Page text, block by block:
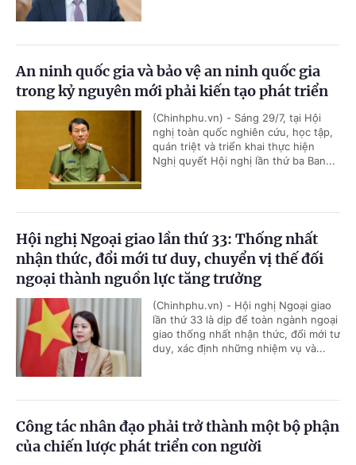
An ninh quốc gia và bảo vệ an ninh quốc gia
trong kỷ nguyên mới phải kiến tạo phát triển
(Chinhphu.vn) - Sáng 29/7, tại Hội
nghị toàn quốc nghiên cứu, học tập,
quán triệt và triển khai thực hiện
Nghị quyết Hội nghị lần thứ ba Ban...
Hội nghị Ngoại giao lần thứ 33: Thống nhất
nhận thức, đổi mới tư duy, chuyển vị thế đối
ngoại thành nguồn lực tăng trưởng
(Chinhphu.vn) - Hội nghị Ngoại giao
lần thứ 33 là dịp để toàn ngành ngoại
giao thống nhất nhận thức, đổi mới tư
duy, xác định những nhiệm vụ và...
Công tác nhân đạo phải trở thành một bộ phận
của chiến lược phát triển con người